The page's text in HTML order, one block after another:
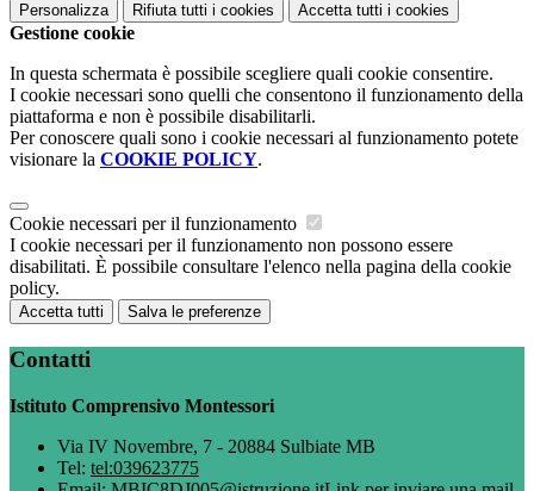
Personalizza Rifiuta tutti i cookies Accetta tutti i cookies
Gestione cookie
In questa schermata è possibile scegliere quali cookie consentire.
I cookie necessari sono quelli che consentono il funzionamento della
piattaforma e non è possibile disabilitarli.
Per conoscere quali sono i cookie necessari al funzionamento potete
visionare la COOKIE POLICY.
Cookie necessari per il funzionamento
I cookie necessari per il funzionamento non possono essere
disabilitati. È possibile consultare l'elenco nella pagina della cookie
policy.
Accetta tutti Salva le preferenze
Contatti
Istituto Comprensivo Montessori
Via IV Novembre, 7 - 20884 Sulbiate MB
Tel: tel:039623775